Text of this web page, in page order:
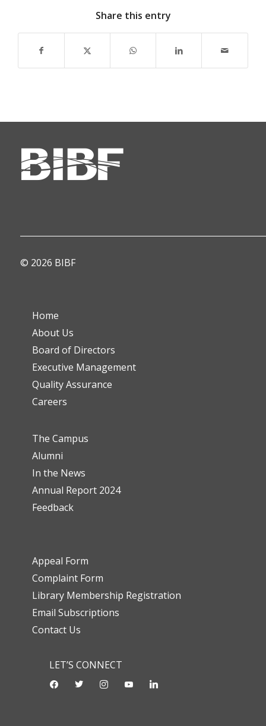
Share this entry
© 2026 BIBF
Home
About Us
Board of Directors
Executive Management
Quality Assurance
Careers
The Campus
Alumni
In the News
Annual Report 2024
Feedback
Appeal Form
Complaint Form
Library Membership Registration
Email Subscriptions
Contact Us
LET’S CONNECT
facebooktwitter instagramyoutube-linkedin